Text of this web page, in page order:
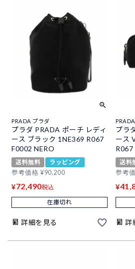
PRADA プラダ
プラダ PRADA ポーチ レディ
ース ブラック 1NE369 R067
F0002 NERO
送料無料
ラッピング
参考価格 ¥90,200
¥72,490税込
在庫切れ
詳細を見る
プラ
ース
R067
送料
参考
¥
詳